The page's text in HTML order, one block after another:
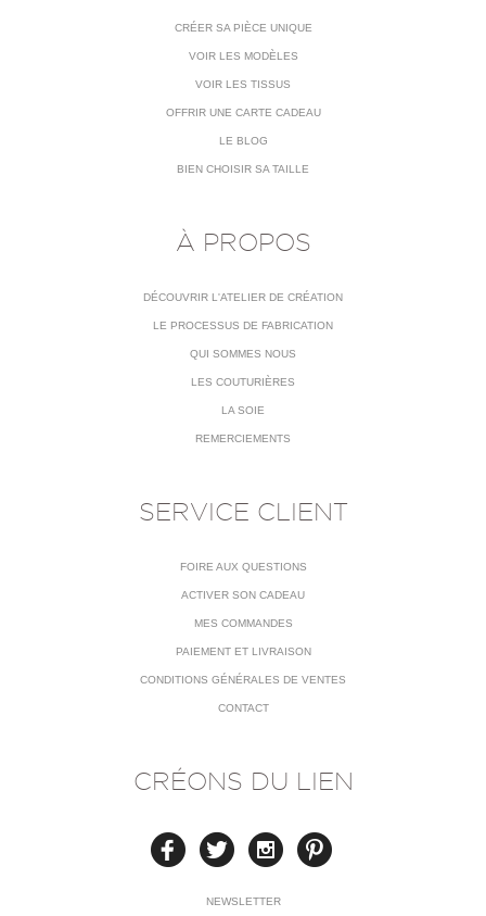
CRÉER SA PIÈCE UNIQUE
VOIR LES MODÈLES
VOIR LES TISSUS
OFFRIR UNE CARTE CADEAU
LE BLOG
BIEN CHOISIR SA TAILLE
À PROPOS
DÉCOUVRIR L'ATELIER DE CRÉATION
LE PROCESSUS DE FABRICATION
QUI SOMMES NOUS
LES COUTURIÈRES
LA SOIE
REMERCIEMENTS
SERVICE CLIENT
FOIRE AUX QUESTIONS
ACTIVER SON CADEAU
MES COMMANDES
PAIEMENT ET LIVRAISON
CONDITIONS GÉNÉRALES DE VENTES
CONTACT
CRÉONS DU LIEN
NEWSLETTER